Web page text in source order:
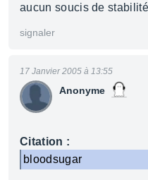
aucun soucis de
signaler
Anonyme
17 Janvier 2005 à 13:55
Citation :
bloodsugar